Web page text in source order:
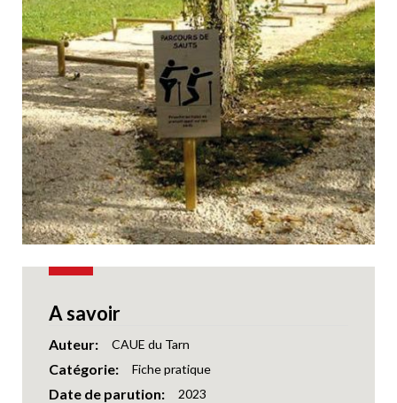
A savoir
Auteur CAUE du Tarn
Catégorie Fiche pratique
Date de parution 2023